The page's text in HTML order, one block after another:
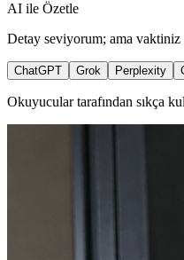
AI ile Özetle
Detay seviyorum; ama
ChatGPT Grok Perplexity
Okuyucular tarafından sıkça